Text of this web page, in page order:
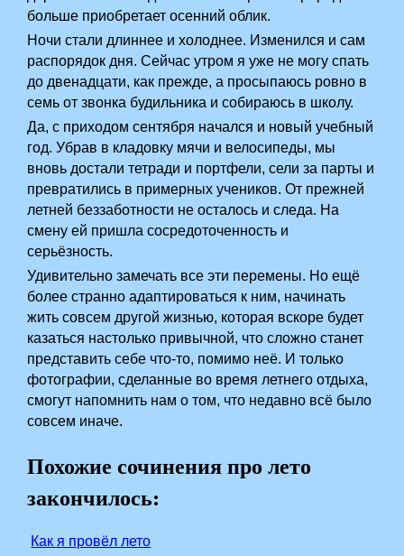
больше приобретает осенний облик.
Ночи стали длиннее и холоднее. Изменился и сам
распорядок дня. Сейчас утром я уже не могу спать
до двенадцати, как прежде, а просыпаюсь ровно в
семь от звонка будильника и собираюсь в школу.
Да, с приходом сентября начался и новый учебный
год. Убрав в кладовку мячи и велосипеды, мы
вновь достали тетради и портфели, сели за парты и
превратились в примерных учеников. От прежней
летней беззаботности не осталось и следа. На
смену ей пришла сосредоточенность и
серьёзность.
Удивительно замечать все эти перемены. Но ещё
более странно адаптироваться к ним, начинать
жить совсем другой жизнью, которая вскоре будет
казаться настолько привычной, что сложно станет
представить себе что-то, помимо неё. И только
фотографии, сделанные во время летнего отдыха,
смогут напомнить нам о том, что недавно всё было
совсем иначе.
Похожие сочинения про лето
закончилось:
Как я провёл лето